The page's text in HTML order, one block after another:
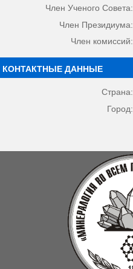
Член Ученого Совета:
Член Президиума:
Член комиссий:
КОНТАКТНЫЕ ДАННЫЕ
Страна:
Город: